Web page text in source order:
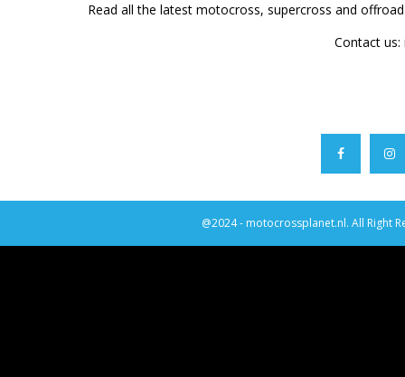
Read all the latest motocross, supercross and
Contact us:
@2024 - motocrossplanet.nl. All Right